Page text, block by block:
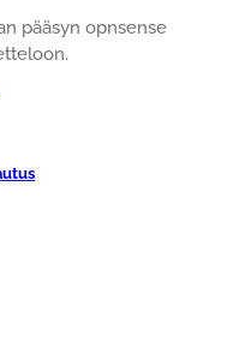
pääsyn opnsense